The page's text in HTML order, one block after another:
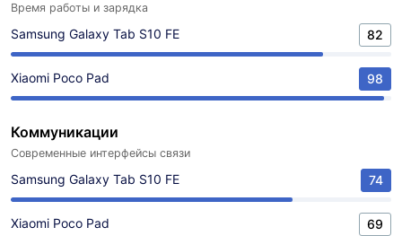
Время работы и зарядка
Samsung Galaxy Tab S10 FE 82
Xiaomi Poco Pad 98
Коммуникации
Современные интерфейсы связи
Samsung Galaxy Tab S10 FE 74
Xiaomi Poco Pad 69